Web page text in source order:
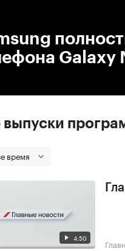
Galaxy
выпуски
время
4:50